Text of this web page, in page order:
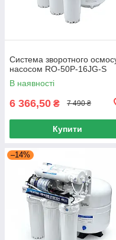
Система зворотного
насосом RO-50P-16JG-S
В наявності
6 366,50 ₴ 7 490 ₴
Купити
–14%